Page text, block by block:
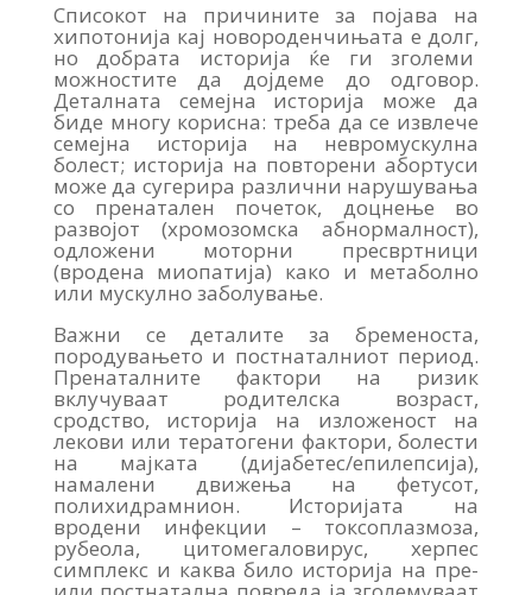
Списокот на причините за појава на
хипотонија кај новороденчињата е долг,
но добрата историја ќе ги зголеми
можностите да дојдеме до одговор.
Деталната семејна историја може да
биде многу корисна: треба да се извлече
семејна историја на невромускулна
болест; историја на повторени абортуси
може да сугерира различни нарушувања
со пренатален почеток, доцнење во
развојот (хромозомска абнормалност),
одложени моторни пресвртници
(вродена миопатија) како и метаболно
или мускулно заболување.
Важни се деталите за бременоста,
породувањето и постнаталниот период.
Пренаталните фактори на ризик
вклучуваат родителска возраст,
сродство, историја на изложеност на
лекови или тератогени фактори, болести
на мајката (дијабетес/епилепсија),
намалени движења на фетусот,
полихидрамнион. Историјата на
вродени инфекции – токсоплазмоза,
рубеола, цитомегаловирус, херпес
симплекс и каква било историја на пре-